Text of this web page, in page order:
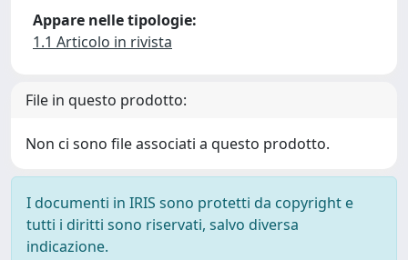
Appare nelle tipologie:
1.1 Articolo in rivista
File in questo prodotto:
Non ci sono file associati a questo prodotto.
I documenti in IRIS sono protetti da copyright e
tutti i diritti sono riservati, salvo diversa
indicazione.